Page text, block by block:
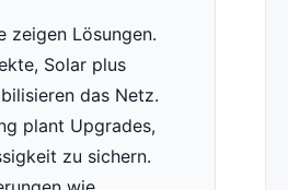
zeigen Lösungen.
Solar plus
das Netz.
plant Upgrades,
zu sichern.